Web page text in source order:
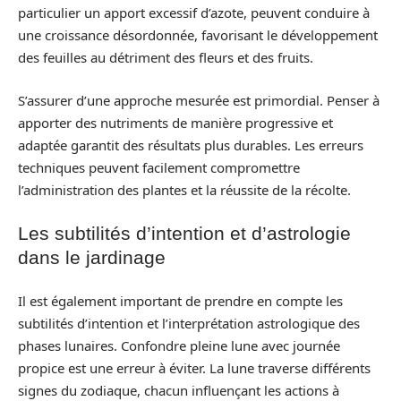
particulier un apport excessif d’azote, peuvent conduire à
une croissance désordonnée, favorisant le développement
des feuilles au détriment des fleurs et des fruits.
S’assurer d’une approche mesurée est primordial. Penser à
apporter des nutriments de manière progressive et
adaptée garantit des résultats plus durables. Les erreurs
techniques peuvent facilement compromettre
l’administration des plantes et la réussite de la récolte.
Les subtilités d’intention et d’astrologie
dans le jardinage
Il est également important de prendre en compte les
subtilités d’intention et l’interprétation astrologique des
phases lunaires. Confondre pleine lune avec journée
propice est une erreur à éviter. La lune traverse différents
signes du zodiaque, chacun influençant les actions à